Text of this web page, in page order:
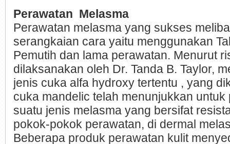
Perawatan Melasma
Perawatan melasma yang sukses
serangkaian cara yaitu menggunakan
Pemutih dan lama perawatan. Menurut
dilaksanakan oleh Dr. Tanda B. Taylor,
jenis cuka alfa hydroxy tertentu , yang
cuka mandelic telah menunjukkan untuk
suatu jenis melasma yang bersifat
pokok-pokok perawatan, di dermal
Beberapa produk perawatan kulit